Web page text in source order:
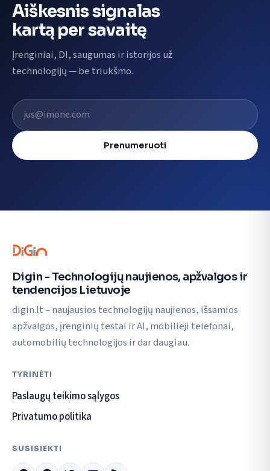
Aiškesnis signalas
kartą per savaitę
Įrenginiai, DI, saugumas ir istorijos už
technologijų — be triukšmo.
El. pašto adresas
Prenumeruoti
Digin - Technologijų naujienos, apžvalgos ir
tendencijos Lietuvoje
digin.lt – naujausios technologijų naujienos, išsamios
apžvalgos, įrenginių testai ir AI, mobilieji telefonai,
automobilių technologijos ir dar daugiau.
TYRINĖTI
Paslaugų teikimo sąlygos
Privatumo politika
SUSISIEKTI